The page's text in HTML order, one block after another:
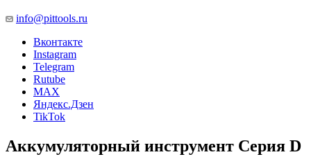
info@pittools.ru
Вконтакте
Instagram
Telegram
Rutube
MAX
Яндекс.Дзен
TikTok
Аккумуляторный инструмент Серия D